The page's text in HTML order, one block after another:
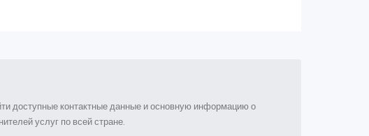
доступные контактные данные и основную информацию о
услуг по всей стране.